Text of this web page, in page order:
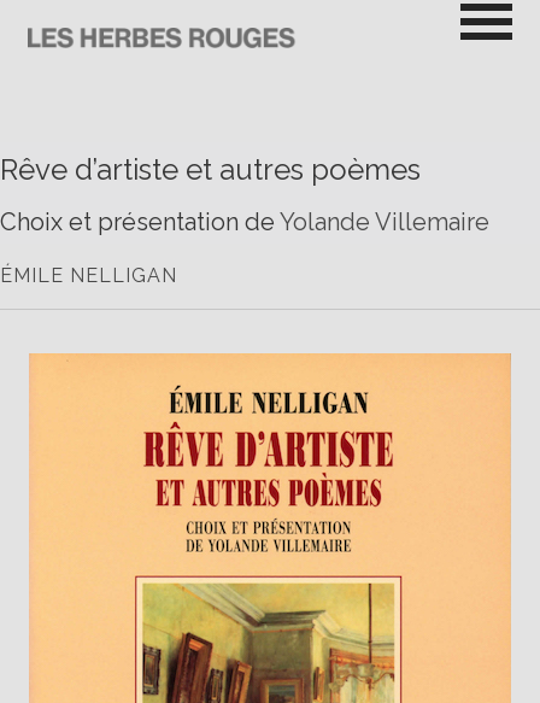
contenu
Rêve d’artiste et autres poèmes
Choix et présentation de Yolande Villemaire
ÉMILE NELLIGAN